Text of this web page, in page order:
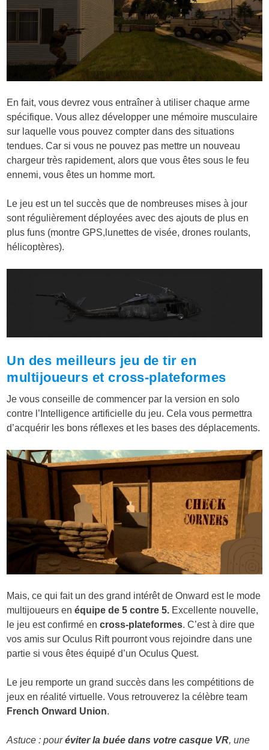
En fait, vous devrez vous entraîner à utiliser chaque arme
spécifique. Vous allez développer une mémoire musculaire
sur laquelle vous pouvez compter dans des situations
tendues. Car si vous ne pouvez pas mettre un nouveau
chargeur très rapidement, alors que vous êtes sous le feu
ennemi, vous êtes un homme mort.
Le jeu est un tel succès que de nombreuses mises à jour
sont régulièrement déployées avec des ajouts de plus en
plus funs (montre GPS,lunettes de visée, drones roulants,
hélicoptères).
Un des meilleurs jeu de tir en
multijoueurs et cross-plateformes
Je vous conseille de commencer par la version en solo
contre l’Intelligence artificielle du jeu. Cela vous permettra
d’acquérir les bons réflexes et les bases des déplacements.
Mais, ce qui fait un des grand intérêt de Onward est le mode
multijoueurs enéquipe de 5 contre 5. Excellente nouvelle,
le jeu est confirmé encross-plateformes. C’est à dire que
vos amis sur Oculus Rift pourront vous rejoindre dans une
partie si vous êtes équipé d’un Oculus Quest.
Le jeu remporte un grand succès dans les compétitions de
jeux en réalité virtuelle. Vous retrouverez la célèbre team
French Onward Union.
Astuce : pouréviter la buée dans votre casque VR, une